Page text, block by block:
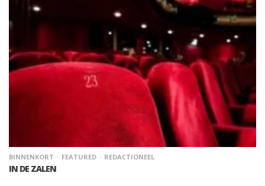
BINNENKORT FEATURED REDACTIONEEL
IN DE ZALEN